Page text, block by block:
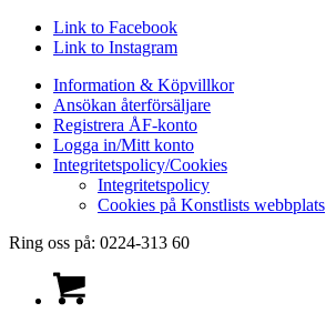
Link to Facebook
Link to Instagram
Information & Köpvillkor
Ansökan återförsäljare
Registrera ÅF-konto
Logga in/Mitt konto
Integritetspolicy/Cookies
Integritetspolicy
Cookies på Konstlists webbplats
Ring oss på: 0224-313 60